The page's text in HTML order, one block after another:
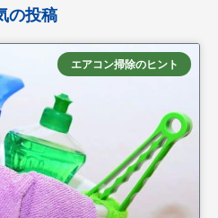
の投稿
エアコン掃除のヒント